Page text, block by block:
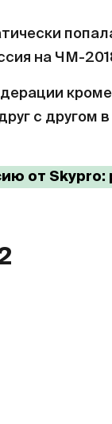
на ЧМ-
с другом
от Skypro: